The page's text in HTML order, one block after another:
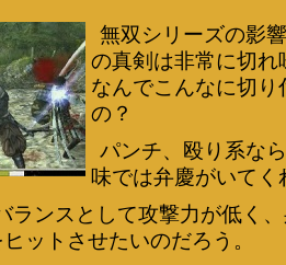
無双シリーズの影
の真剣は非常に切
なんでこんなに切
の？
パンチ、殴り系な
味では弁慶がいて
ランスとして攻撃力が低く
ットさせたいのだろう。